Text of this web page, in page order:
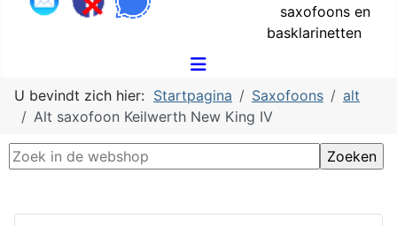
saxofoons en
basklarinetten
U bevindt zich hier: Startpagina Saxofoons
alt
Alt saxofoon Keilwerth New King IV